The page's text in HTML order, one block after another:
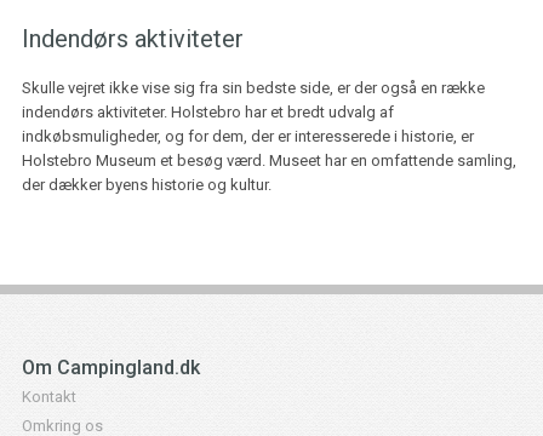
Indendørs aktiviteter
Skulle vejret ikke vise sig fra sin bedste side, er der også en række
indendørs aktiviteter. Holstebro har et bredt udvalg af
indkøbsmuligheder, og for dem, der er interesserede i historie, er
Holstebro Museum et besøg værd. Museet har en omfattende samling,
der dækker byens historie og kultur.
Om Campingland.dk
Kontakt
Omkring os